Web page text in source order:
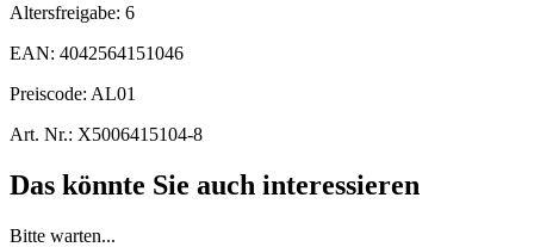
Altersfreigabe: 6
EAN: 4042564151046
Preiscode: AL01
Art. Nr.: X5006415104-8
Das könnte Sie auch interessieren
Bitte warten...